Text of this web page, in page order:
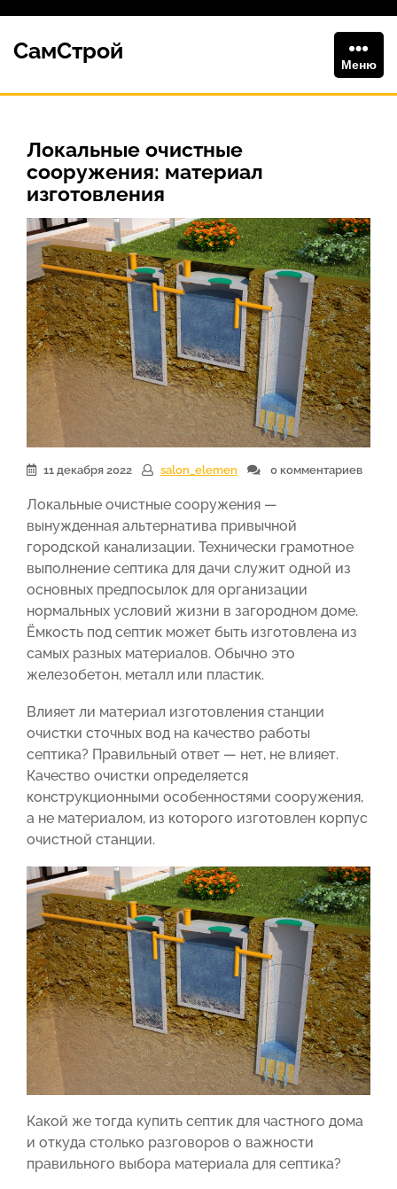
содержимому
СамСтрой
Меню
Локальные очистные
сооружения: материал
изготовления
11 декабря 2022 salon_elemen 0 комментариев
Локальные очистные сооружения —
вынужденная альтернатива привычной
городской канализации. Технически грамотное
выполнение септика для дачи служит одной из
основных предпосылок для организации
нормальных условий жизни в загородном доме.
Ёмкость под септик может быть изготовлена из
самых разных материалов. Обычно это
железобетон, металл или пластик.
Влияет ли материал изготовления станции
очистки сточных вод на качество работы
септика? Правильный ответ — нет, не влияет.
Качество очистки определяется
конструкционными особенностями сооружения,
а не материалом, из которого изготовлен корпус
очистной станции.
Какой же тогда купить септик для частного дома‌‌
и откуда столько разговоров о важности
правильного выбора материала для септика?